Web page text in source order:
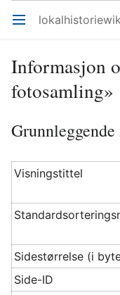
Åpne hovedmenyen
Informasjon
fotosamling»
Visningstittel
Sidestørrelse (i
Side-ID